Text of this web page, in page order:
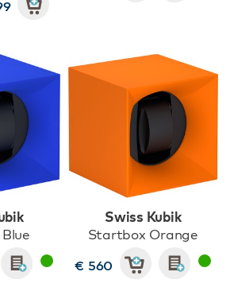
Swiss Kubik
Startbox Orange
€ 560